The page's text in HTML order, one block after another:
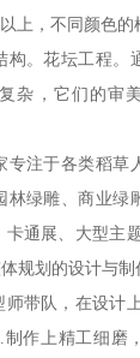
上，不同颜色
构。花坛工程。
杂，它们的审
注于各类稻草
林绿雕、商业绿
通展、大型主
规划的设计与制
带队，在设计
作上精工细磨